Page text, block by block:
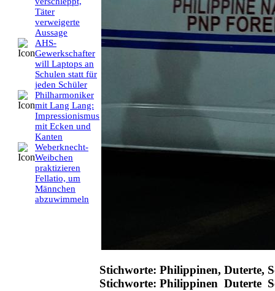
Täter
verweigerte
Aussage
AHS-
Gewerkschafter
will Laptops an
Schulen statt für
jeden Schüler
Philharmoniker
mit Lang Lang:
Impressionismus
mit Ecken und
Kanten
Weberknecht-
Weibchen
praktizieren
Fellatio, um
Männchen
abzuwimmeln
Stichworte: Philippinen, Duterte,
Stichworte: Philippinen Duterte